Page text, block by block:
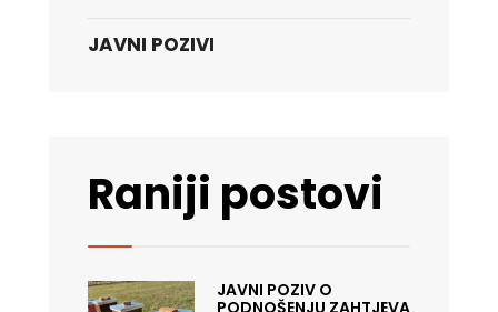
JAVNI POZIVI
Raniji postovi
JAVNI POZIV O